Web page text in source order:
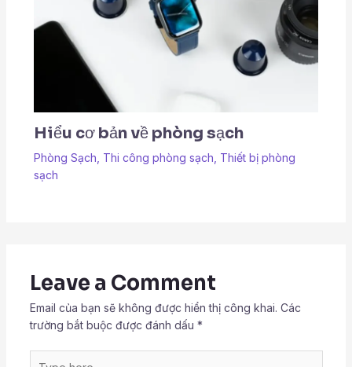
Hiểu cơ bản về phòng sạch
Phòng Sạch Thi công phòng sạch Thiết bị phòng
sạch
Leave a Comment
Email của bạn sẽ không được hiển thị công khai. Các
trường bắt buộc được đánh dấu *